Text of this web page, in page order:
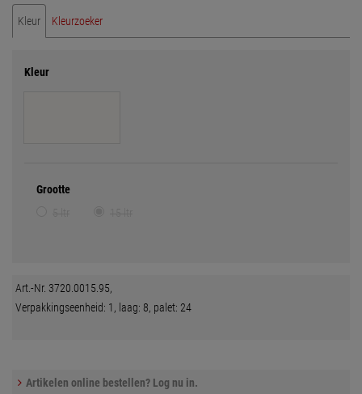
Kleur Kleurzoeker
Kleur
Grootte
Art.-Nr. 3720.0015.95,
Verpakkingseenheid: 1, laag: 8, palet: 24
Artikelen online bestellen? Log nu in.